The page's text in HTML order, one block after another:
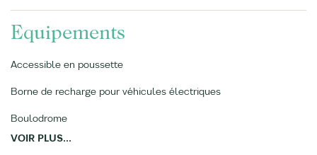
Equipements
Accessible en poussette
Borne de recharge pour véhicules électriques
Boulodrome
VOIR PLUS...